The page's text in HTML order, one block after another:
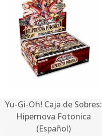
Yu-Gi-Oh! Caja de Sobres:
Hipernova Fotonica
(Español)